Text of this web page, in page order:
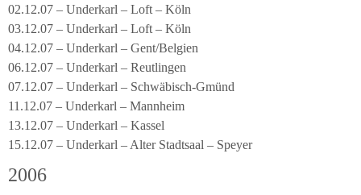
02.12.07 – Underkarl – Loft – Köln
03.12.07 – Underkarl – Loft – Köln
04.12.07 – Underkarl – Gent/Belgien
06.12.07 – Underkarl – Reutlingen
07.12.07 – Underkarl – Schwäbisch-Gmünd
11.12.07 – Underkarl – Mannheim
13.12.07 – Underkarl – Kassel
15.12.07 – Underkarl – Alter Stadtsaal – Speyer
2006